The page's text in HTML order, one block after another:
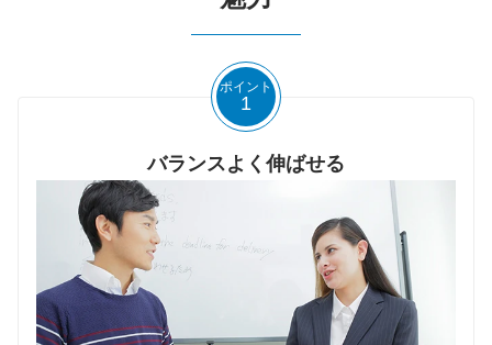
ポイント
1
バランスよく伸ばせる